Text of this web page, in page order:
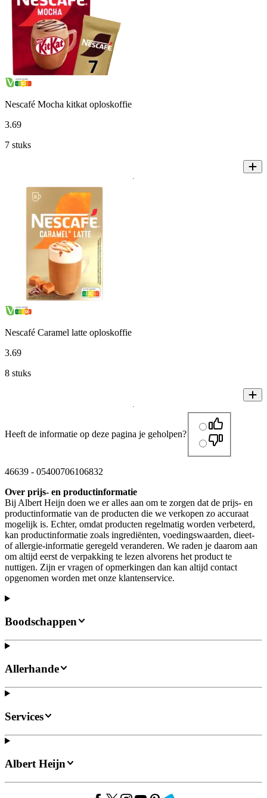
Nescafé Mocha kitkat oploskoffie
3.69
7 stuks
Nescafé Caramel latte oploskoffie
3.69
8 stuks
Heeft de informatie op deze pagina je geholpen?
46639 - 05400706106832
Over prijs- en productinformatie
Bij Albert Heijn doen we er alles aan om te zorgen dat de prijs- en
productinformatie van de producten die we verkopen zo accuraat
mogelijk is. Echter, omdat producten regelmatig worden verbeterd,
kan productinformatie zoals ingrediënten, voedingswaarden, dieet-
of allergie-informatie geregeld veranderen. We raden je daarom aan
om altijd eerst de verpakking te lezen alvorens het product te
nuttigen. Zijn er vragen of opmerkingen dan kan altijd contact
opgenomen worden met onze klantenservice.
Boodschappen
Allerhande
Services
Albert Heijn